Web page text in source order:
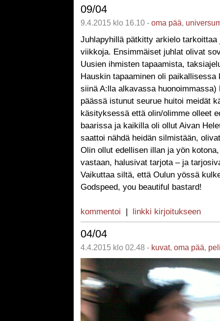
09/04
9.4.2015 klo 16.10 - oma pää,
Juhlapyhillä pätkitty arkielo
viikkoja. Ensimmäiset juhlat olivat
Uusien ihmisten tapaamista,
Hauskin tapaaminen oli
siinä A:lla alkavassa huonoimmassa)
päässä istunut seurue huitoi meidät
käsityksessä että olin/olimme olleet
baarissa ja kaikilla oli ollut Aivan Hele
saattoi nähdä heidän silmistään,
Olin ollut edellisen illan ja yön
vastaan, halusivat tarjota – ja
Vaikuttaa siltä, että Oulun yössä
Godspeed, you beautiful bastard!
kommentoi | linkki kirjoitukseen
04/04
4.4.2015 klo 02.48 - kuvat, oma pää,